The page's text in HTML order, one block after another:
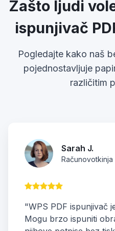
Zašto ljudi
ispunjivač
Pogledajte kako naš
pojednostavljuje
različitim
Sarah J.
Računovotkinja
"WPS PDF ispunjivač
Mogu brzo ispuniti